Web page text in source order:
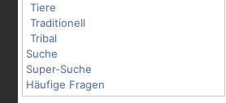
Tiere
Traditionell
Tribal
Suche
Super-Suche
Häufige Fragen